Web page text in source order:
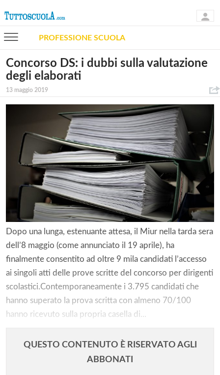
PROFESSIONE SCUOLA
Concorso DS: i dubbi sulla valutazione
degli elaborati
13 maggio 2019
Dopo una lunga, estenuante attesa, il Miur nella tarda sera
dell’8 maggio (come annunciato il 19 aprile), ha
finalmente consentito ad oltre 9 mila candidati l’accesso
ai singoli atti delle prove scritte del concorso per dirigenti
scolastici.Contemporaneamente i 3.795 candidati che
hanno superato la prova scritta con almeno 70/100
hanno ricevuto sulla propria casella di...
QUESTO CONTENUTO È RISERVATO AGLI
ABBONATI